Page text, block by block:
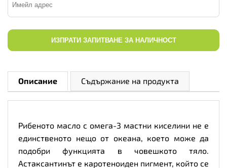
ИЗПРАТИ ЗАПИТВАНЕ ЗА НАЛИЧНОСТ
Описание Съдържание на продукта
Рибеното масло с омега-3 мастни киселини не е
единственото нещо от океана, което може да
подобри функцията в човешкото тяло.
Астаксантинът е каротеноиден пигмент, който се